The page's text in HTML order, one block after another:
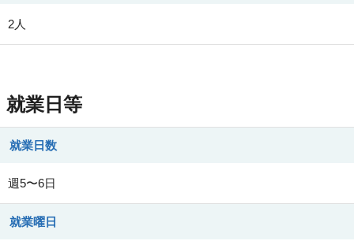
2人
就業日等
就業日数
週5〜6日
就業曜日